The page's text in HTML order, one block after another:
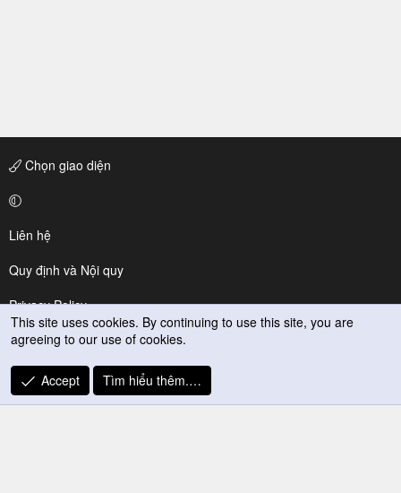
Chọn giao diện
Liên hệ
Quy định và Nội quy
Privacy Policy
Trợ giúp
R
S
This site uses cookies. By continuing to use this site, you are
agreeing to our use of cookies.
Accept Tìm hiểu thêm.…